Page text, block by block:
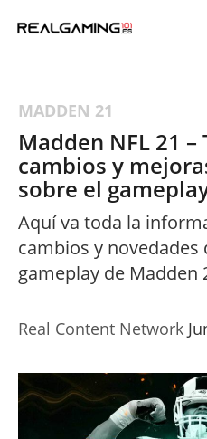
MADDEN 21
Madden NFL 21 –
cambios y
sobre el
Aquí va toda la
cambios y novedades
gameplay de Madden
Real Content Network